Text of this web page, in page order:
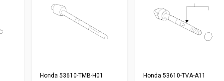
Honda 53610-TMB-H01 Honda 53610-TVA-A11